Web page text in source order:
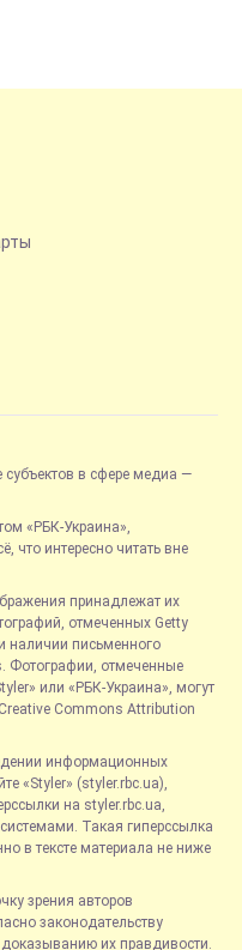
субъектов в сфере медиа —
«РБК-Украина»,
что интересно читать вне
принадлежат их
отмеченных Getty
наличии письменного
Фотографии, отмеченные
или «РБК-Украина», могут
Commons Attribution
информационных
«Styler» (styler.rbc.ua),
на styler.rbc.ua,
Такая гиперссылка
в тексте материала не ниже
зрения авторов
законодательству
их правдивости.